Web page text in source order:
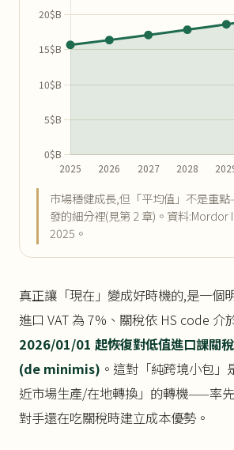
市場穩健成長,但「平均值」不是重
發的細分裡(見第 2 章)。資料:Mordor
2025。
真正讓「現在」變成好時機的,是一個
進口 VAT 為 7%、關稅依 HS code 介
2026/01/01 起恢復對低值進口課關
(de minimis) 。這對「純跨境小包
近市場生產/在地轉換」的轉機——率
對手還在吃關稅時建立成本優勢。